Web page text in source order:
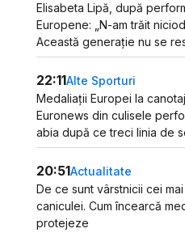
Elisabeta Lipă, după
Europene: „N-am trăit
Această generație nu se
22:11Alte Sporturi
Medaliații Europei la
Euronews din culisele
abia după ce treci linia de
20:51Actualitate
De ce sunt vârstnicii cei
caniculei. Cum încearcă
protejeze